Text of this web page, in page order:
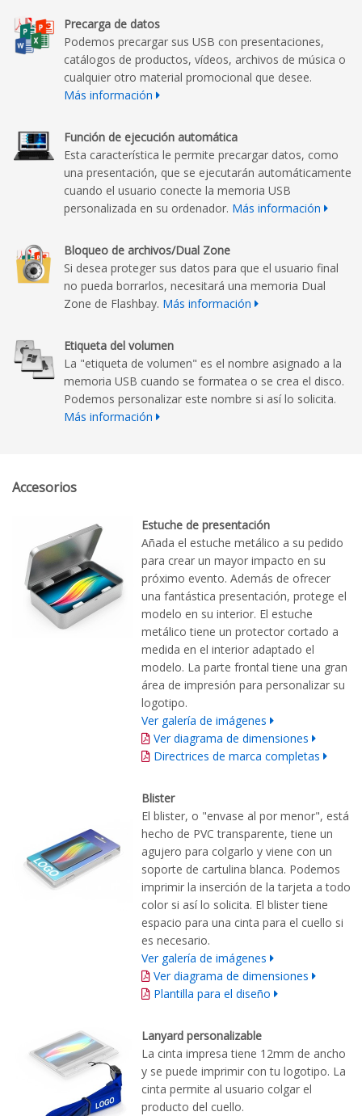
Precarga de datos
Podemos precargar sus USB con presentaciones,
catálogos de productos, vídeos, archivos de música o
cualquier otro material promocional que desee.
Más información
Función de ejecución automática
Esta característica le permite precargar datos, como
una presentación, que se ejecutarán automáticamente
cuando el usuario conecte la memoria USB
personalizada en su ordenador. Más información
Bloqueo de archivos/Dual Zone
Si desea proteger sus datos para que el usuario final
no pueda borrarlos, necesitará una memoria Dual
Zone de Flashbay. Más información
Etiqueta del volumen
La "etiqueta de volumen" es el nombre asignado a la
memoria USB cuando se formatea o se crea el disco.
Podemos personalizar este nombre si así lo solicita.
Más información
Accesorios
Estuche de presentación
Añada el estuche metálico a su pedido
para crear un mayor impacto en su
próximo evento. Además de ofrecer
una fantástica presentación, protege el
modelo en su interior. El estuche
metálico tiene un protector cortado a
medida en el interior adaptado el
modelo. La parte frontal tiene una gran
área de impresión para personalizar su
logotipo.
Ver galería de imágenes
Ver diagrama de dimensiones
Directrices de marca completas
Blister
El blister, o "envase al por menor", está
hecho de PVC transparente, tiene un
agujero para colgarlo y viene con un
soporte de cartulina blanca. Podemos
imprimir la inserción de la tarjeta a todo
color si así lo solicita. El blister tiene
espacio para una cinta para el cuello si
es necesario.
Ver galería de imágenes
Ver diagrama de dimensiones
Plantilla para el diseño
Lanyard personalizable
La cinta impresa tiene 12mm de ancho
y se puede imprimir con tu logotipo. La
cinta permite al usuario colgar el
producto del cuello.